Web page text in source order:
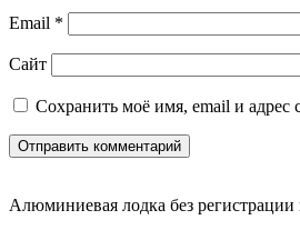
Email *
Сайт
Сохранить моё имя, email и адрес
Алюминиевая лодка без